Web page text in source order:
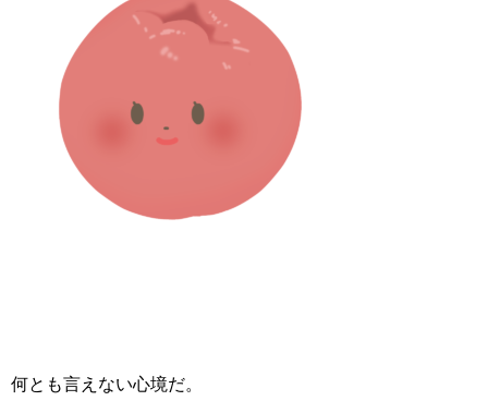
何とも言えない心境だ。